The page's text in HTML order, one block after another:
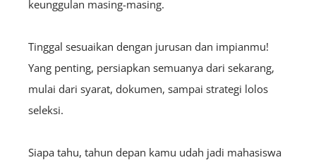
keunggulan masing-masing.
Tinggal sesuaikan dengan jurusan dan impianmu!
Yang penting, persiapkan semuanya dari sekarang,
mulai dari syarat, dokumen, sampai strategi lolos
seleksi.
Siapa tahu, tahun depan kamu udah jadi mahasiswa